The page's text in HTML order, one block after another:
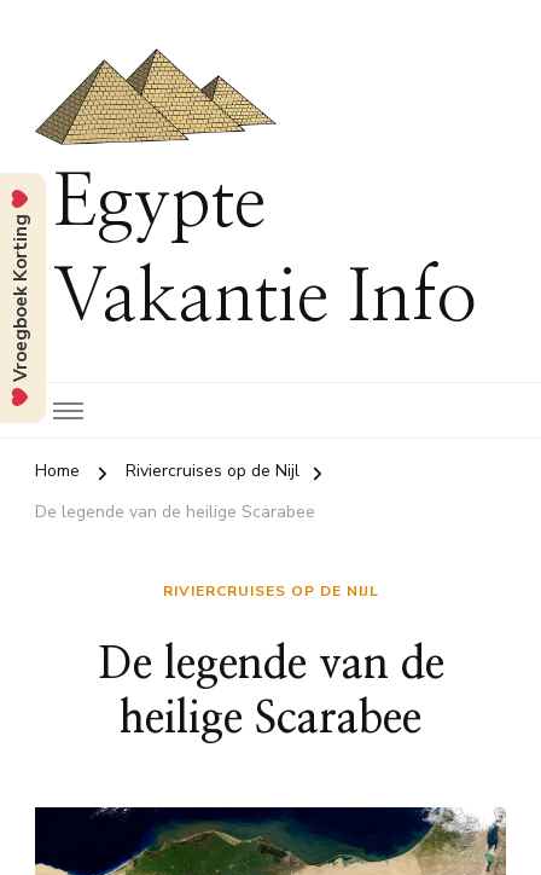
Egypte
Vakantie Info
Home
Riviercruises op de Nijl
De legende van de heilige Scarabee
RIVIERCRUISES OP DE NIJL
De legende van de
heilige Scarabee
Vroegboek Korting